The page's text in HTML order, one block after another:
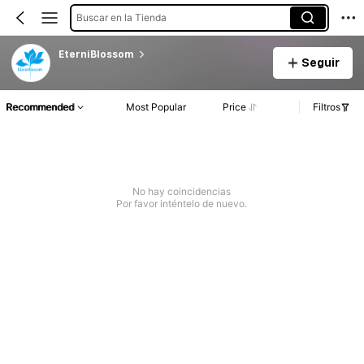
Buscar en la Tienda
EterniBlossom
Seguir
Recommended Most Popular Price Filtros
No hay coincidencias
Por favor inténtelo de nuevo.